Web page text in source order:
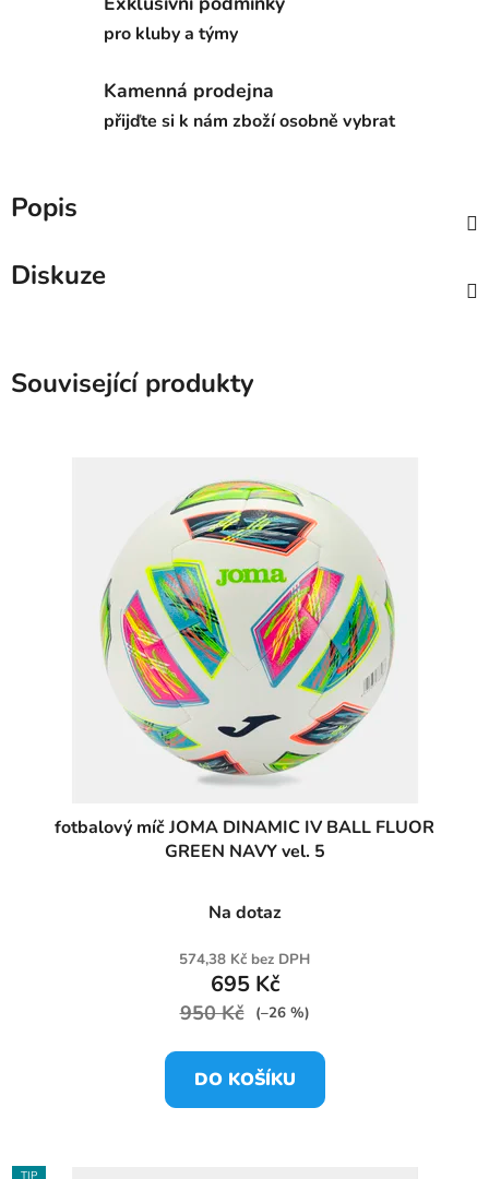
pro kluby a týmy
Kamenná prodejna
přijďte si k nám zboží osobně vybrat
Popis
Diskuze
Související produkty
fotbalový míč JOMA DINAMIC IV BALL FLUOR
GREEN NAVY vel. 5
Na dotaz
574,38 Kč bez DPH
695 Kč
950 Kč (–26 %)
DO KOŠÍKU
TIP